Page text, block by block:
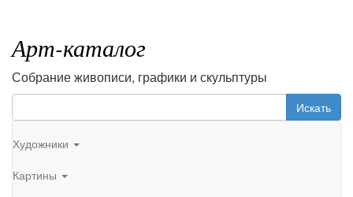
Арт-каталог
Собрание живописи, графики и скульптуры
Искать
Художники
Картины